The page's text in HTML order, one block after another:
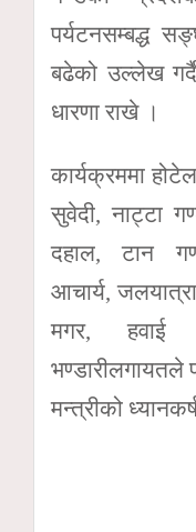
पर्यटनसम्बद्ध
बढेको उल्लेख
धारणा राखे ।
कार्यक्रममा
सुवेदी, नाट्टा
दहाल, टान
आचार्य,
मगर,
भण्डारीलगायतले
मन्त्रीको